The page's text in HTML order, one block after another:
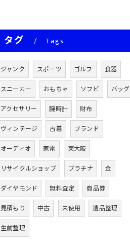
タグ Tags
ジャンク スポーツ ゴルフ
食器
スニーカー
おもちゃ ソフビ
バッグ
アクセサリー
腕時計
財布
ヴィンテージ
古着
ブランド
オーディオ
家電
東大阪
リサイクルショップ
プラチナ
金
ダイヤモンド
無料査定
商品券
見積もり
中古 未使用
遺品整理
生前整理